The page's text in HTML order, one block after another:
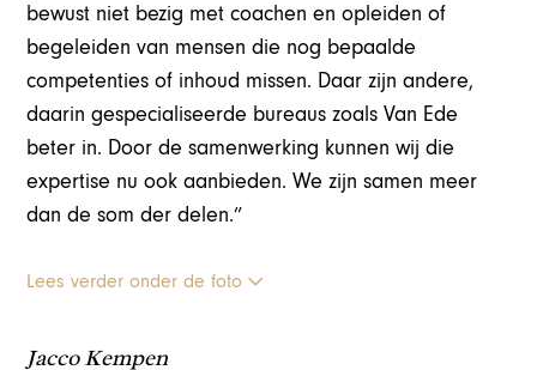
bewust niet bezig met coachen en opleiden of
begeleiden van mensen die nog bepaalde
competenties of inhoud missen. Daar zijn andere,
daarin gespecialiseerde bureaus zoals Van Ede
beter in. Door de samenwerking kunnen wij die
expertise nu ook aanbieden. We zijn samen meer
dan de som der delen.”
Lees verder onder de foto
Jacco Kempen